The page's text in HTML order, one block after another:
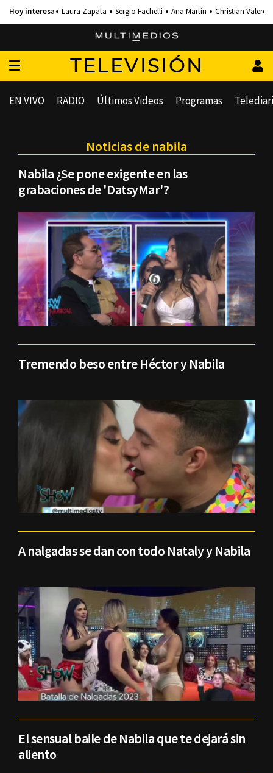
Laura Zapata Sergio Fachelli Ana Martín Christian Valero
TELEVISIÓN
EN VIVO RADIO Últimos Videos Programas
Noticias de nabila
Nabila ¿Se pone exigente en las
grabaciones de 'DatsyMar'?
Tremendo beso entre Héctor y Nabila
A nalgadas se dan con todo Nataly y Nabila
El sensual baile de Nabila que te dejará sin
aliento